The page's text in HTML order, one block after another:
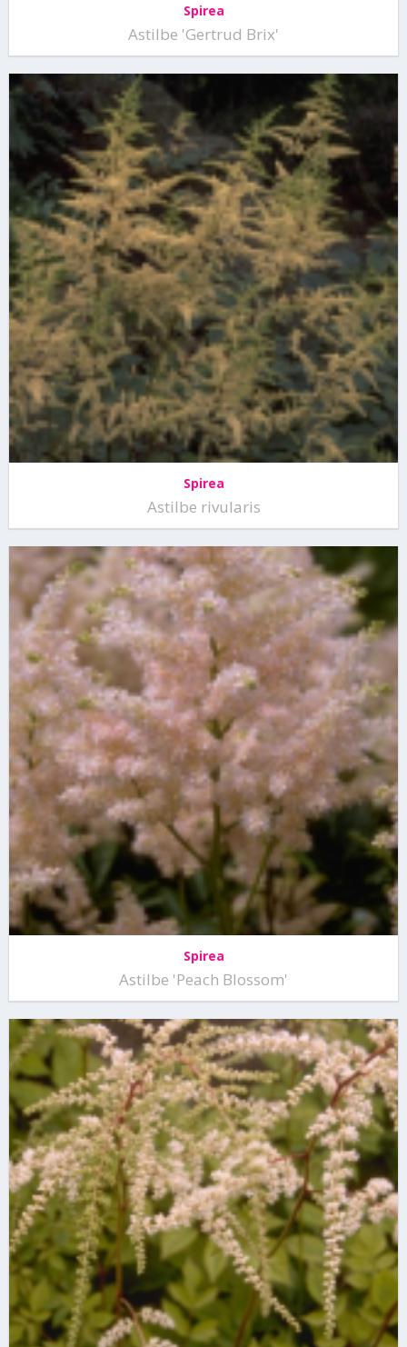
Spirea
Astilbe 'Gertrud Brix'
Spirea
Astilbe rivularis
Spirea
Astilbe 'Peach Blossom'